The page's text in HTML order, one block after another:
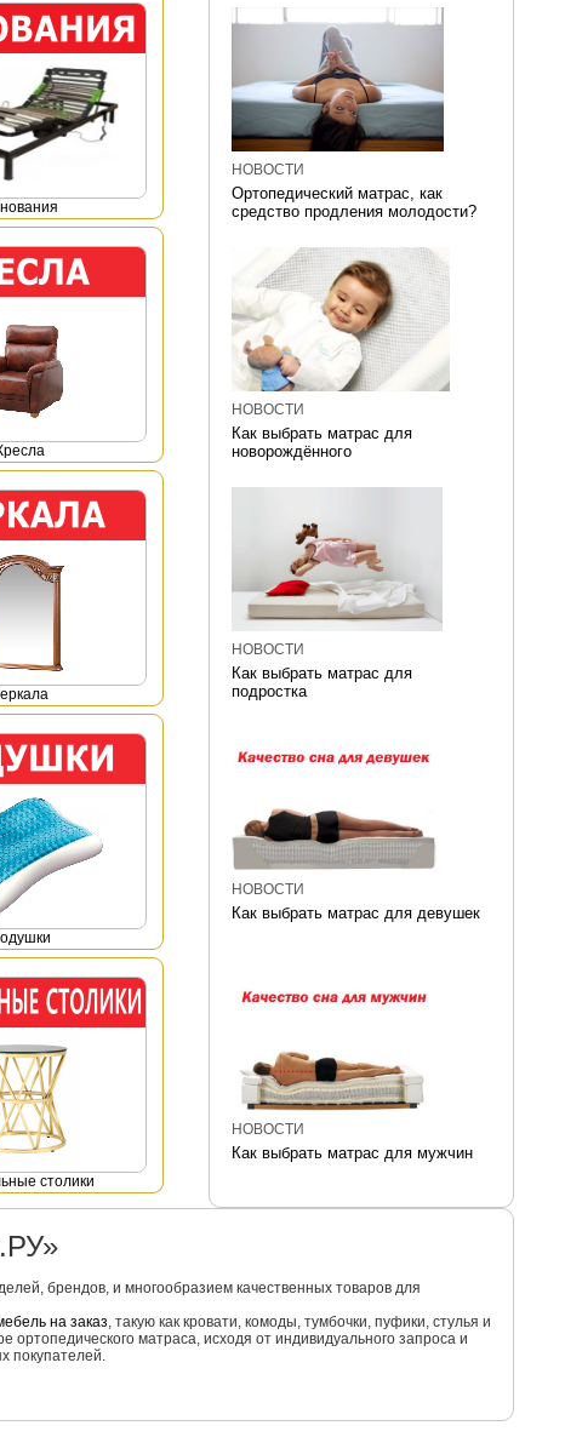
НОВОСТИ
Ортопедический матрас, как
средство продления молодости?
НОВОСТИ
Как выбрать матрас для
новорождённого
НОВОСТИ
Как выбрать матрас для
подростка
НОВОСТИ
Как выбрать матрас для девушек
НОВОСТИ
Как выбрать матрас для мужчин
столики
брендов, и многообразием качественных товаров для
на заказ, такую как кровати, комоды, тумбочки, пуфики, стулья и
матраса, исходя от индивидуального запроса и
покупателей.